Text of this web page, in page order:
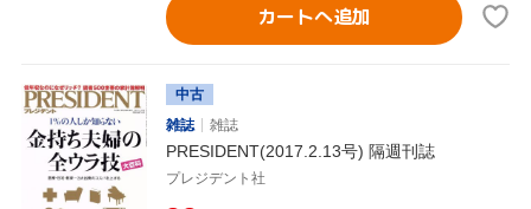
カートへ追加
中古
雑誌
雑誌
PRESIDENT(2017.2.13号) 隔週刊誌
プレジデント社